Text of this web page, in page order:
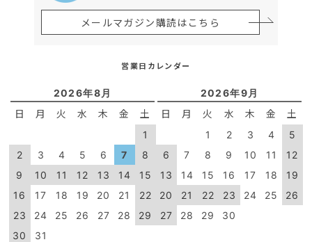
メールマガジン購読はこちら
営業日カレンダー
2026年8月
日 月 火 水 木 金 土
1
2
3 4 5 6 7
8
9
10 11 12 13 14
15
16
17 18 19 20 21
22
23
24 25 26 27 28
29
30
31
2026年9月
日 月 火 水 木 金 土
1 2 3 4
5
6
7 8 9 10 11
12
13
14 15 16 17 18
19
20
21 22 23 24 25
26
27
28 29 30